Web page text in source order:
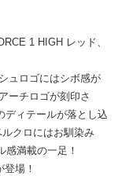
1 HIGH レッド、
ュロゴにはシボ感が
ーチロゴが刻印さ
ディテールが落とし込
クロにはお馴染み
感満載の一足！
場！